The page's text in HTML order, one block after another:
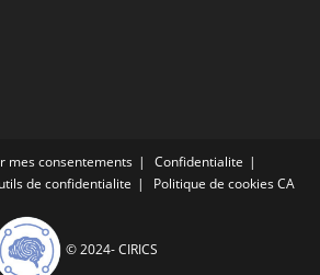
mes consentements
Confidentialite
de confidentialite Politique de cookies CA
© 2024- CIRICS